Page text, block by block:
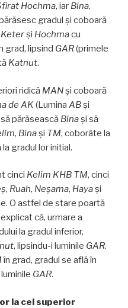
Hochma, iar Bina,
gradul şi coboară
Keterși Hochmacu
grad, lipsind GAR(primele
Katnut.
ridică MANşi coboară
de AK(Lumina ABși
să părăsească Binași să
, Binași TM, coborâte la
gradul lor initial.
cinci Kelim KHB TM, cinci
, Ruah, Neşama, Hayași
O astfel de stare poartă
că, urmare a
la gradul inferior,
, lipsindu-i luminile GAR.
în grad, gradul se află în
GAR.
la cel superior